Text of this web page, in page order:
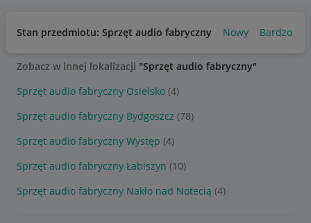
Stan przedmiotu: Sprzęt audio fabryczny Nowy Bardzo
Zobacz w innej lokalizacji "Sprzęt audio fabryczny"
Sprzęt audio fabryczny Osielsko (4)
Sprzęt audio fabryczny Bydgoszcz (78)
Sprzęt audio fabryczny Występ (4)
Sprzęt audio fabryczny Łabiszyn (10)
Sprzęt audio fabryczny Nakło nad Notecią (4)